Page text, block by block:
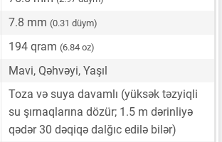
7.8 mm (0.31 düym)
194 qram (6.84 oz)
Mavi, Qəhvəyi, Yaşıl
Toza və suya davamlı (yüksək təzyiqli
su şırnaqlarına dözür; 1.5 m dərinliyə
qədər 30 dəqiqə dalğıc edilə bilər)